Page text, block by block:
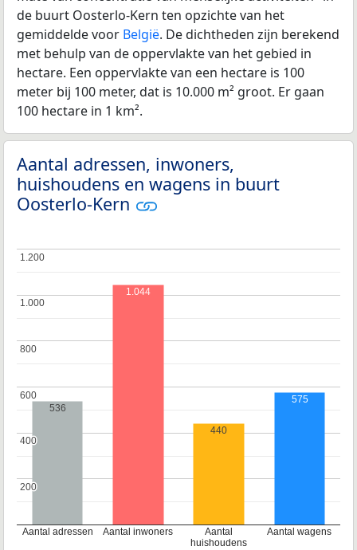
de buurt Oosterlo-Kern ten opzichte van het
gemiddelde voor België. De dichtheden zijn berekend
met behulp van de oppervlakte van het gebied in
hectare. Een oppervlakte van een hectare is 100
meter bij 100 meter, dat is 10.000 m² groot. Er gaan
100 hectare in 1 km².
Aantal adressen, inwoners,
huishoudens en wagens in buurt
Oosterlo-Kern
Aantal adressen Aantal inwoners
Aantal
huishoudens
Aantal wagens
200
200
400
400
600
600
800
800
1.000
1.000
1.200
1.200
536
1.044
440
575